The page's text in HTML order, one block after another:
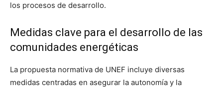
los procesos de desarrollo.
Medidas clave para el desarrollo de las
comunidades energéticas
La propuesta normativa de UNEF incluye diversas
medidas centradas en asegurar la autonomía y la